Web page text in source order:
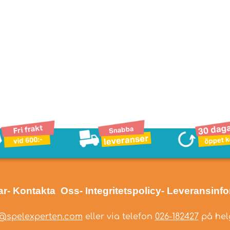
- Kontakta Oss- Integritetspolicy-
eller via telefon 026-182427 på